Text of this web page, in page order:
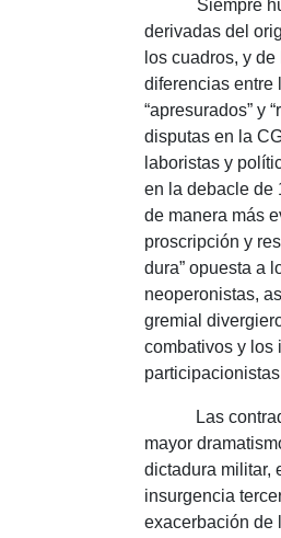
Siempre
derivadas del
los cuadros, y
diferencias entre
“apresurados” y
disputas en la
laboristas y
en la debacle de
de manera más
proscripción y
dura” opuesta a
neoperonistas,
gremial
combativos y los
Las
mayor
dictadura militar,
insurgencia
exacerbación de